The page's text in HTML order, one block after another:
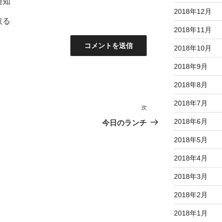
る
次
の
次
今日のランチ
2018年12月
2018年11月
2018年10月
2018年9月
2018年8月
2018年7月
2018年6月
2018年5月
2018年4月
2018年3月
2018年2月
2018年1月